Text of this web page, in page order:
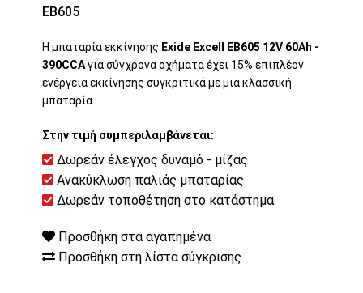
EB605
Η μπαταρία εκκίνησης Exide Excell EB605 12V 60Ah -
390CCAγια σύγχρονα οχήματα έχει 15% επιπλέον
ενέργεια εκκίνησης συγκριτικά με μια κλασσική
μπαταρία.
Στην τιμή συμπεριλαμβάνεται:
Δωρεάν έλεγχος δυναμό - μίζας
Ανακύκλωση παλιάς μπαταρίας
Δωρεάν τοποθέτηση στο κατάστημα
Προσθήκη στα αγαπημένα
Προσθήκη στη λίστα σύγκρισης